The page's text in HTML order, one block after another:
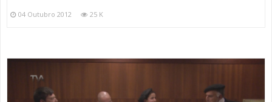
04 Outubro 2012 25 K